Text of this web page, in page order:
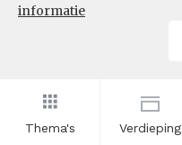
Thema's Verdieping
informatie